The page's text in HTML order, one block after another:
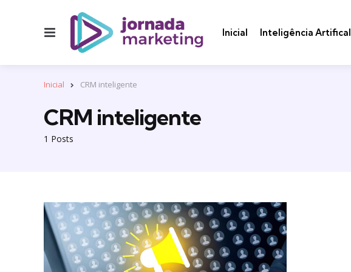
Inicial Inteligência Artifical
Inicial CRM inteligente
1 Posts
CRM inteligente